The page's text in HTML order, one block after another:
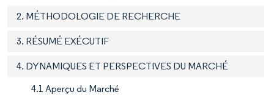
2. MÉTHODOLOGIE DE RECHERCHE
3. RÉSUMÉ EXÉCUTIF
4. DYNAMIQUES ET PERSPECTIVES DU MARCHÉ
4.1 Aperçu du Marché